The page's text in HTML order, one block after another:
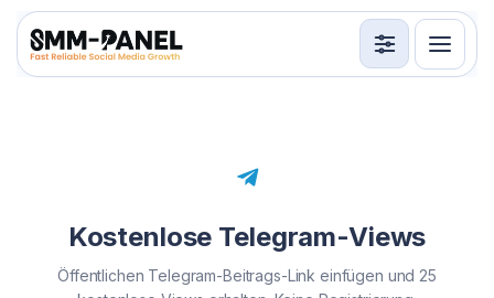
Anmelden Registrieren
Kostenlose Telegram-Views
Öffentlichen Telegram-Beitrags-Link einfügen und 25